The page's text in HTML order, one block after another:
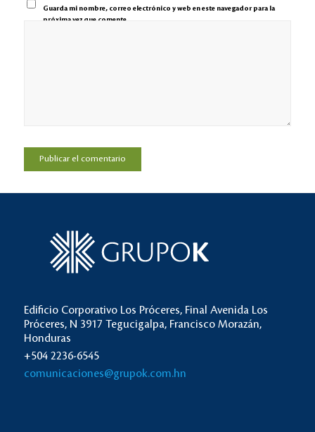
Guarda mi nombre, correo electrónico y web en este navegador para la
próxima vez que comente.
Edificio Corporativo Los Próceres, Final Avenida Los
Próceres, N 3917 Tegucigalpa, Francisco Morazán,
Honduras
+504 2236-6545
comunicaciones@grupok.com.hn